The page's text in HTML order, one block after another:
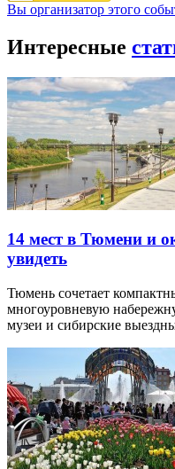
Вы организатор этого
Интересные
14 мест в Тюмени и
увидеть
Тюмень сочетает
многоуровневую
музеи и сибирские